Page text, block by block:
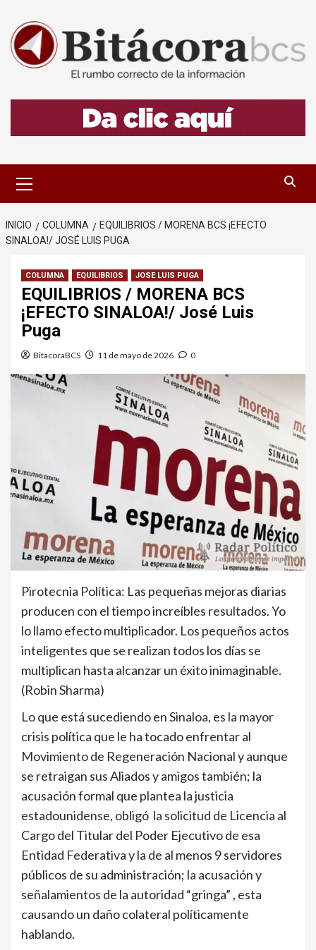
contenido
primario
INICIO COLUMNA
EQUILIBRIOS / MORENA BCS ¡EFECTO
SINALOA!/ JOSÉ LUIS PUGA
COLUMNA EQUILIBRIOS JOSE LUIS PUGA
EQUILIBRIOS / MORENA BCS
¡EFECTO SINALOA!/ José Luis
Puga
BitacoraBCS 11 de mayo de 2026 0
Pirotecnia Política: Las pequeñas mejoras diarias
producen con el tiempo increíbles resultados. Yo
lo llamo efecto multiplicador. Los pequeños actos
inteligentes que se realizan todos los días se
multiplican hasta alcanzar un éxito inimaginable.
(Robin Sharma)
Lo que está sucediendo en Sinaloa, es la mayor
crisis política que le ha tocado enfrentar al
Movimiento de Regeneración Nacional y aunque
se retraigan sus Aliados y amigos también; la
acusación formal que plantea la justicia
estadounidense, obligó la solicitud de Licencia al
Cargo del Titular del Poder Ejecutivo de esa
Entidad Federativa y la de al menos 9 servidores
públicos de su administración; la acusación y
señalamientos de la autoridad “gringa” , esta
causando un daño colateral políticamente
hablando.